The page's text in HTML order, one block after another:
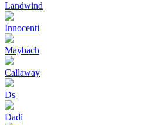
Landwind
Innocenti
Maybach
Callaway
Ds
Dadi